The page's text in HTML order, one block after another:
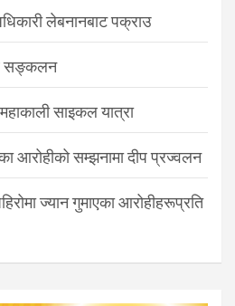
लेबनानबाट पक्राउ
सङ्कलन
साइकल यात्रा
आरोहीको सम्झनामा दीप प्रज्वलन
ज्यान गुमाएका आरोहीहरूप्रति